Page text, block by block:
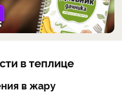
в теплице
в жару